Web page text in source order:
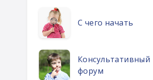
С чего начать
Консультативный
форум